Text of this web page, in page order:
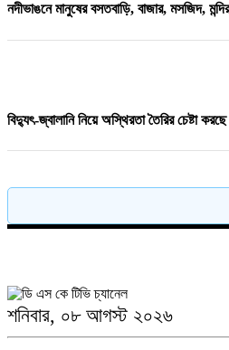
নদীভাঙনে মানুষের বসতবাড়ি, বাজার, মসজিদ,
বিদ্যুৎ-জ্বালানি নিয়ে অস্থিরতা তৈরির চেষ্টা
নোয়াখালীতে তরুণীদের দিয়ে পর্নো ভিডিও
ছুটির দিনে জুলাই স্মৃতি জাদুঘরে দর্শনার্থীদের
শনিবার, ০৮ আগস্ট ২০২৬